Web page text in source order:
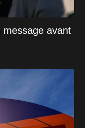
message avant